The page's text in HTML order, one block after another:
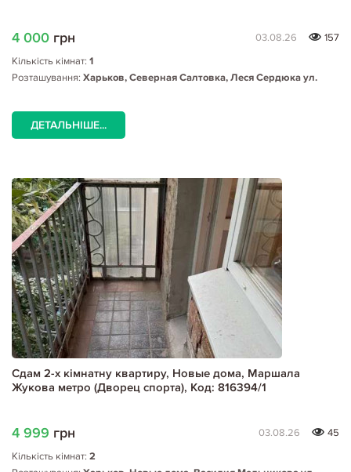
4 000 грн 03.08.26
157
Кількість кімнат: 1
Розташування: Харьков, Северная Салтовка, Леся Сердюка ул.
ДЕТАЛЬНІШЕ...
Сдам 2-х кімнатну квартиру, Новые дома, Маршала
Жукова метро (Дворец спорта), Код: 816394/1
4 999 грн 03.08.26
45
Кількість кімнат: 2